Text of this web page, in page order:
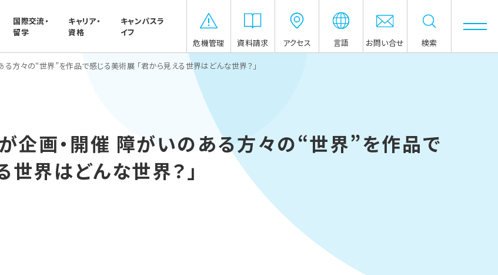
国際交流・
留学
キャリア・
資格
キャンパスラ
イフ
危機管理
資料請求 アクセス 言語 お問い合せ 検索
方々の“世界”を作品で感じる美術展 「君から見える世界はどんな世界？」
企画・開催 障がいのある方々の“世界”を作品で
界はどんな世界？」